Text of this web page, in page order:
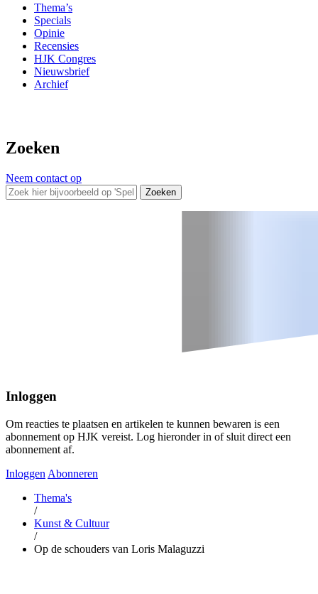
Thema’s
Specials
Opinie
Recensies
HJK Congres
Nieuwsbrief
Archief
Zoeken
Neem contact op
Zoeken
Inloggen
Om reacties te plaatsen en artikelen te kunnen bewaren is een
abonnement op HJK vereist. Log hieronder in of sluit direct een
abonnement af.
Inloggen Abonneren
Thema's
/
Kunst & Cultuur
/
Op de schouders van Loris Malaguzzi